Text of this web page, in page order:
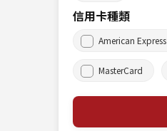
信用卡種類
American Express
MasterCard